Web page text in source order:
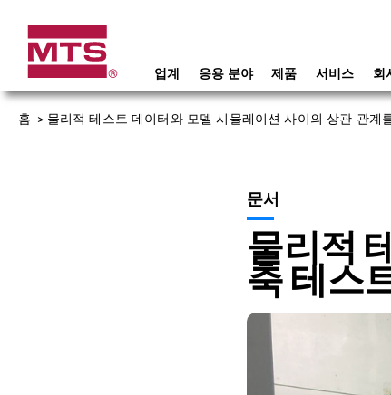
업계 응용 분야 제품 서비스 회
홈 > 물리적 테스트 데이터와 모델 시뮬레이션 사이의 상관 관계
문서
물리적
축 테스